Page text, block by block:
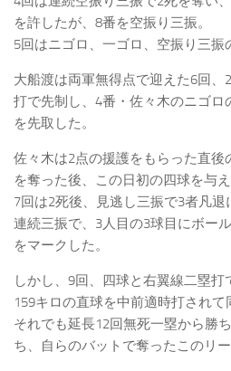
を許したが、8番を空振り三振。
5回はニゴロ、一ゴロ、空振り三振
大船渡は両軍無得点で迎えた6回
打で先制し、4番・佐々木のニゴロ
を先取した。
佐々木は2点の援護をもらった直後
を奪った後、この日初の四球を与
7回は2死後、見逃し三振で3者凡
連続三振で、3人目の3球目にボー
をマークした。
しかし、9回、四球と右翼線二塁打
159キロの直球を中前適時打されて
それでも延長12回無死一塁から勝
ち、自らのバットで奪ったこのリ